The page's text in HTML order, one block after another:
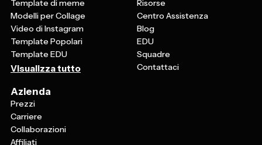
Template di meme
Modelli per Collage
Video di Instagram
Template Popolari
Template EDU
Visualizza tutto
Risorse
Centro Assistenza
Blog
EDU
Squadre
Contattaci
Azienda
Prezzi
Carriere
Collaborazioni
Affiliati